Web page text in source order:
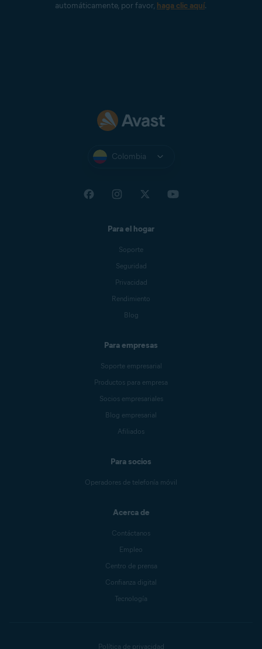
automáticamente, por favor, haga clic aquí.
Colombia
Para el hogar
Soporte
Seguridad
Privacidad
Rendimiento
Blog
Para empresas
Soporte empresarial
Productos para empresa
Socios empresariales
Blog empresarial
Afiliados
Para socios
Operadores de telefonía móvil
Acerca de
Contáctanos
Empleo
Centro de prensa
Confianza digital
Tecnología
Política de privacidad